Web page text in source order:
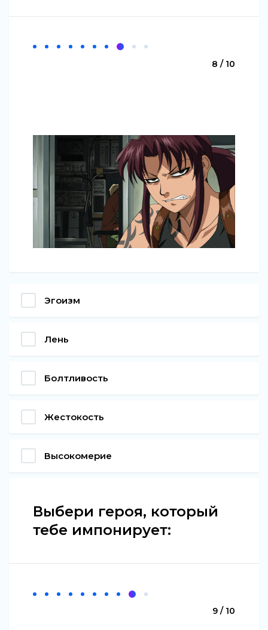
8 / 10
Эгоизм
Лень
Болтливость
Жестокость
Высокомерие
Выбери героя, который
тебе импонирует:
9 / 10